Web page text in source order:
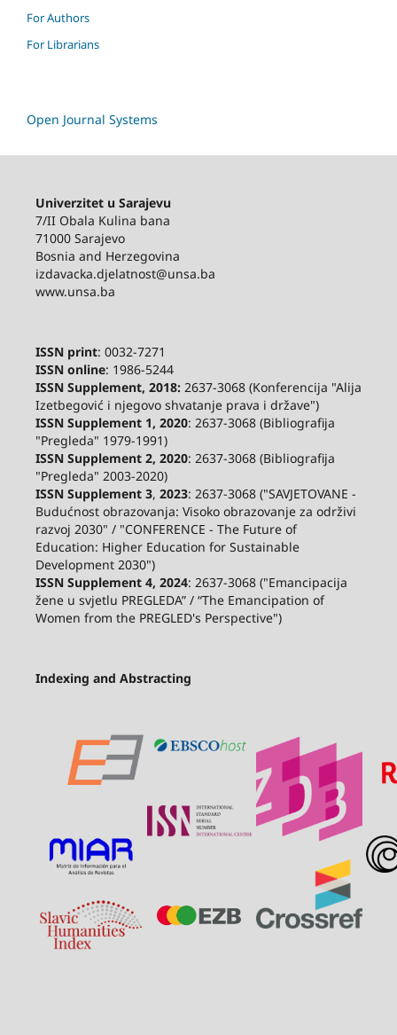
For Authors
For Librarians
Open Journal Systems
Univerzitet u Sarajevu
7/II Obala Kulina bana
71000 Sarajevo
Bosnia and Herzegovina
izdavacka.djelatnost@unsa.ba
www.unsa.ba
ISSN print: 0032-7271
ISSN online: 1986-5244
ISSN Supplement, 2018:2637-3068 (Konferencija "Alija
Izetbegović i njegovo shvatanje prava i države")
ISSN Supplement 1, 2020: 2637-3068 (Bibliografija
"Pregleda" 1979-1991)
ISSN Supplement 2, 2020: 2637-3068 (Bibliografija
"Pregleda" 2003-2020)
ISSN Supplement 3, 2023: 2637-3068 ("SAVJETOVANE -
Budućnost obrazovanja: Visoko obrazovanje za održivi
razvoj 2030" / "CONFERENCE - The Future of
Education: Higher Education for Sustainable
Development 2030")
ISSN Supplement 4, 2024: 2637-3068 ("Emancipacija
žene u svjetlu PREGLEDA” / “The Emancipation of
Women from the PREGLED's Perspective")
Indexing and Abstracting